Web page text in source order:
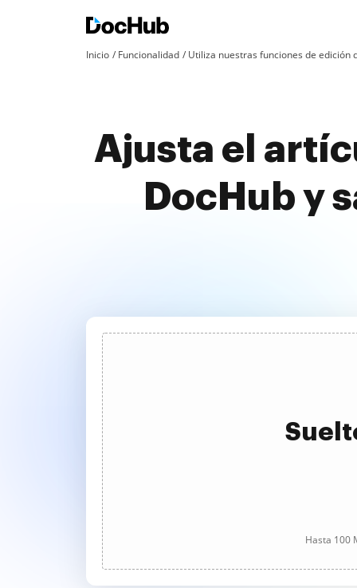
Inicio Funcionalidad Utiliza nuestras funciones de edición
Ajusta el
DocHub y
Hasta 100